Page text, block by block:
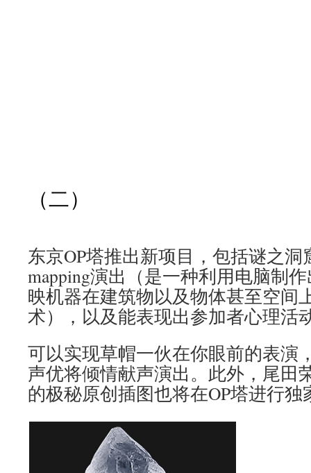
（二）
东京OP塔推出新项目，包括谜之洞
mapping演出（是一种利用电脑制
映机器在建筑物以及物体甚至空间
术），以及能表现出参加者心理活
可以实现草帽一伙在你眼前的表演
声优将倾情献声演出。此外，尾田
的极秘原创插图也将在OP塔进行